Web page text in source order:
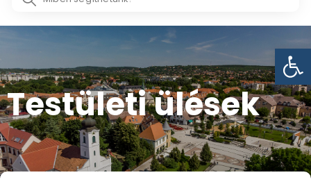
Testületi ülések​